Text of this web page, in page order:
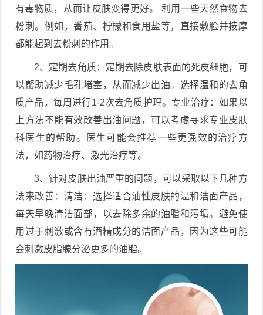
有毒物质，从而让皮肤变得更好。 利用一些天然食物去
粉刺。例如，番茄、柠檬和食用盐等，直接敷脸并按摩
都能起到去粉刺的作用。
2、定期去角质：定期去除皮肤表面的死皮细胞，可
以帮助减少毛孔堵塞，从而减少出油。选择温和的去角
质产品，每周进行1-2次去角质护理。专业治疗：如果以
上方法不能有效改善出油问题，可以考虑寻求专业皮肤
科医生的帮助。医生可能会推荐一些更强效的治疗方
法，如药物治疗、激光治疗等。
3、针对皮肤出油严重的问题，可以采取以下几种方
法来改善：清洁：选择适合油性皮肤的温和洁面产品，
每天早晚清洁面部，以去除多余的油脂和污垢。避免使
用过于刺激或含有酒精成分的洁面产品，因为这些可能
会刺激皮脂腺分泌更多的油脂。